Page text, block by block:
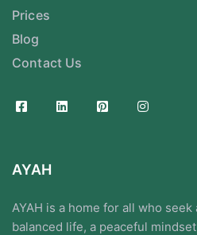
Prices
Blog
Contact Us
AYAH
AYAH is a home for all who seek
balanced life, a peaceful